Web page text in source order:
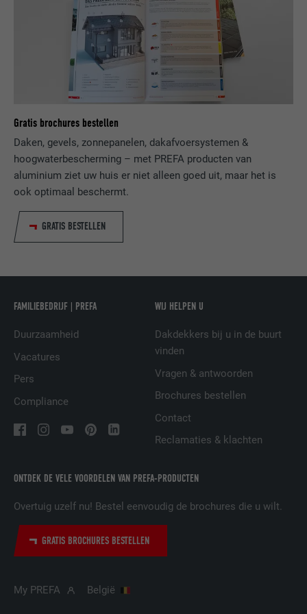
Gratis brochures bestellen
Daken, gevels, zonnepanelen, dakafvoersystemen &
hoogwaterbescherming – met PREFA producten van
aluminium ziet uw huis er niet alleen goed uit, maar het is
ook optimaal beschermt.
GRATIS BESTELLEN
ONTDEK DE VELE VOORDELEN VAN PREFA-PRODUCTEN
Overtuig uzelf nu! Bestel eenvoudig de brochures die u wilt.
GRATIS BROCHURES BESTELLEN
FAMILIEBEDRIJF | PREFA
Duurzaamheid
Vacatures
Pers
Compliance
WIJ HELPEN U
Dakdekkers bij u in de buurt
vinden
Vragen & antwoorden
Brochures bestellen
Contact
Reclamaties & klachten
My PREFA België
website door de bezoeker.
_gaexp
AANBIEDER Google Optimize
VERVALTIJD 90 dagen
DOEL
Wordt bij wijze van test geplaatst om te
controleren of de browser het plaatsen
van cookies toestaat. Bevat geen
identificatiekenmerken.
VERVALTIJD Sessie
Slaat de door de gebruiker geselecteerde
taalversie van een website op.
AANBIEDER LinkedIn
VERVALTIJD Sessie
Ingesteld door LinkedIn wanneer een
bevat.
VERVALTIJD
DOEL
LinkedIn voor het volgen van het gebruik
van ingebedde diensten.
NAAM bscookie
VERVALTIJD 2 jaar
DOEL
LinkedIn voor het volgen van het gebruik